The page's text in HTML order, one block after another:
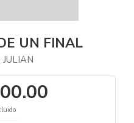
UN FINAL
JULIAN